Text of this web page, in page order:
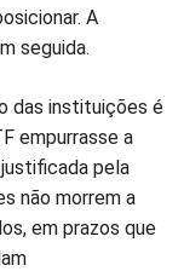
A
seguida.
das instituições é
empurrasse a
pela
não morrem a
em prazos que